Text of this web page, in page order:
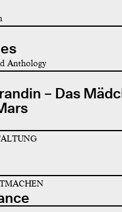
Anthology
– Das